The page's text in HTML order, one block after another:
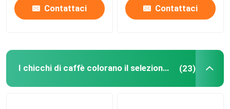
Contattaci Contattaci
I chicchi di caffè colorano il selezionatore (23)